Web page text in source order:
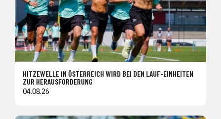
HITZEWELLE IN ÖSTERREICH WIRD BEI DEN LAUF-EINHEITEN
ZUR HERAUSFORDERUNG
04.08.26